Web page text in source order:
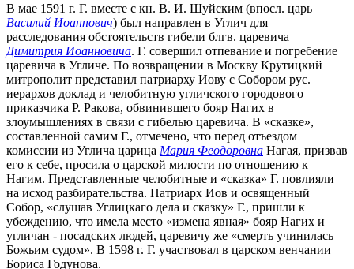
В мае 1591 г. Г. вместе с кн. В. И. Шуйским (впосл. царь
Василий Иоаннович) был направлен в Углич для
расследования обстоятельств гибели блгв. царевича
Димитрия Иоанновича. Г. совершил отпевание и погребение
царевича в Угличе. По возвращении в Москву Крутицкий
митрополит представил патриарху Иову с Собором рус.
иерархов доклад и челобитную угличского городового
приказчика Р. Ракова, обвинившего бояр Нагих в
злоумышлениях в связи с гибелью царевича. В «сказке»,
составленной самим Г., отмечено, что перед отъездом
комиссии из Углича царица Мария Феодоровна Нагая, призвав
его к себе, просила о царской милости по отношению к
Нагим. Представленные челобитные и «сказка» Г. повлияли
на исход разбирательства. Патриарх Иов и освященный
Собор, «слушав Углицкаго дела и сказку» Г., пришли к
убеждению, что имела место «измена явная» бояр Нагих и
угличан - посадских людей, царевичу же «смерть учинилась
Божьим судом». В 1598 г. Г. участвовал в царском венчании
Бориса Годунова.